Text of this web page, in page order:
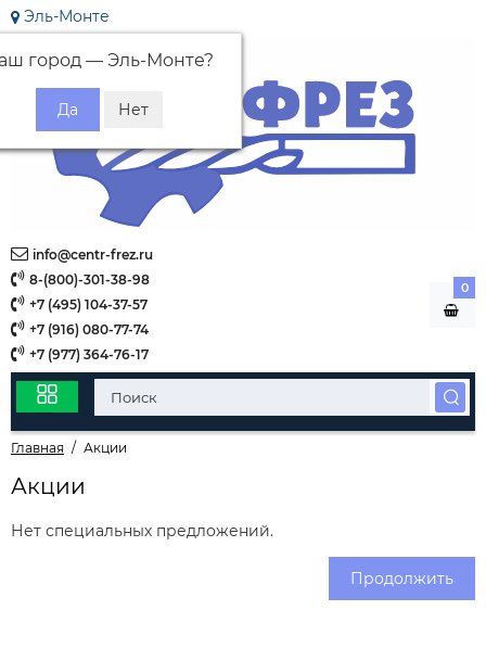
Эль-Монте
город — Эль-Монте?
info@centr-frez.ru
8-(800)-301-38-98
+7 (495) 104-37-57
+7 (916) 080-77-74
+7 (977) 364-76-17
0
Главная Акции
Акции
Нет специальных предложений.
Продолжить